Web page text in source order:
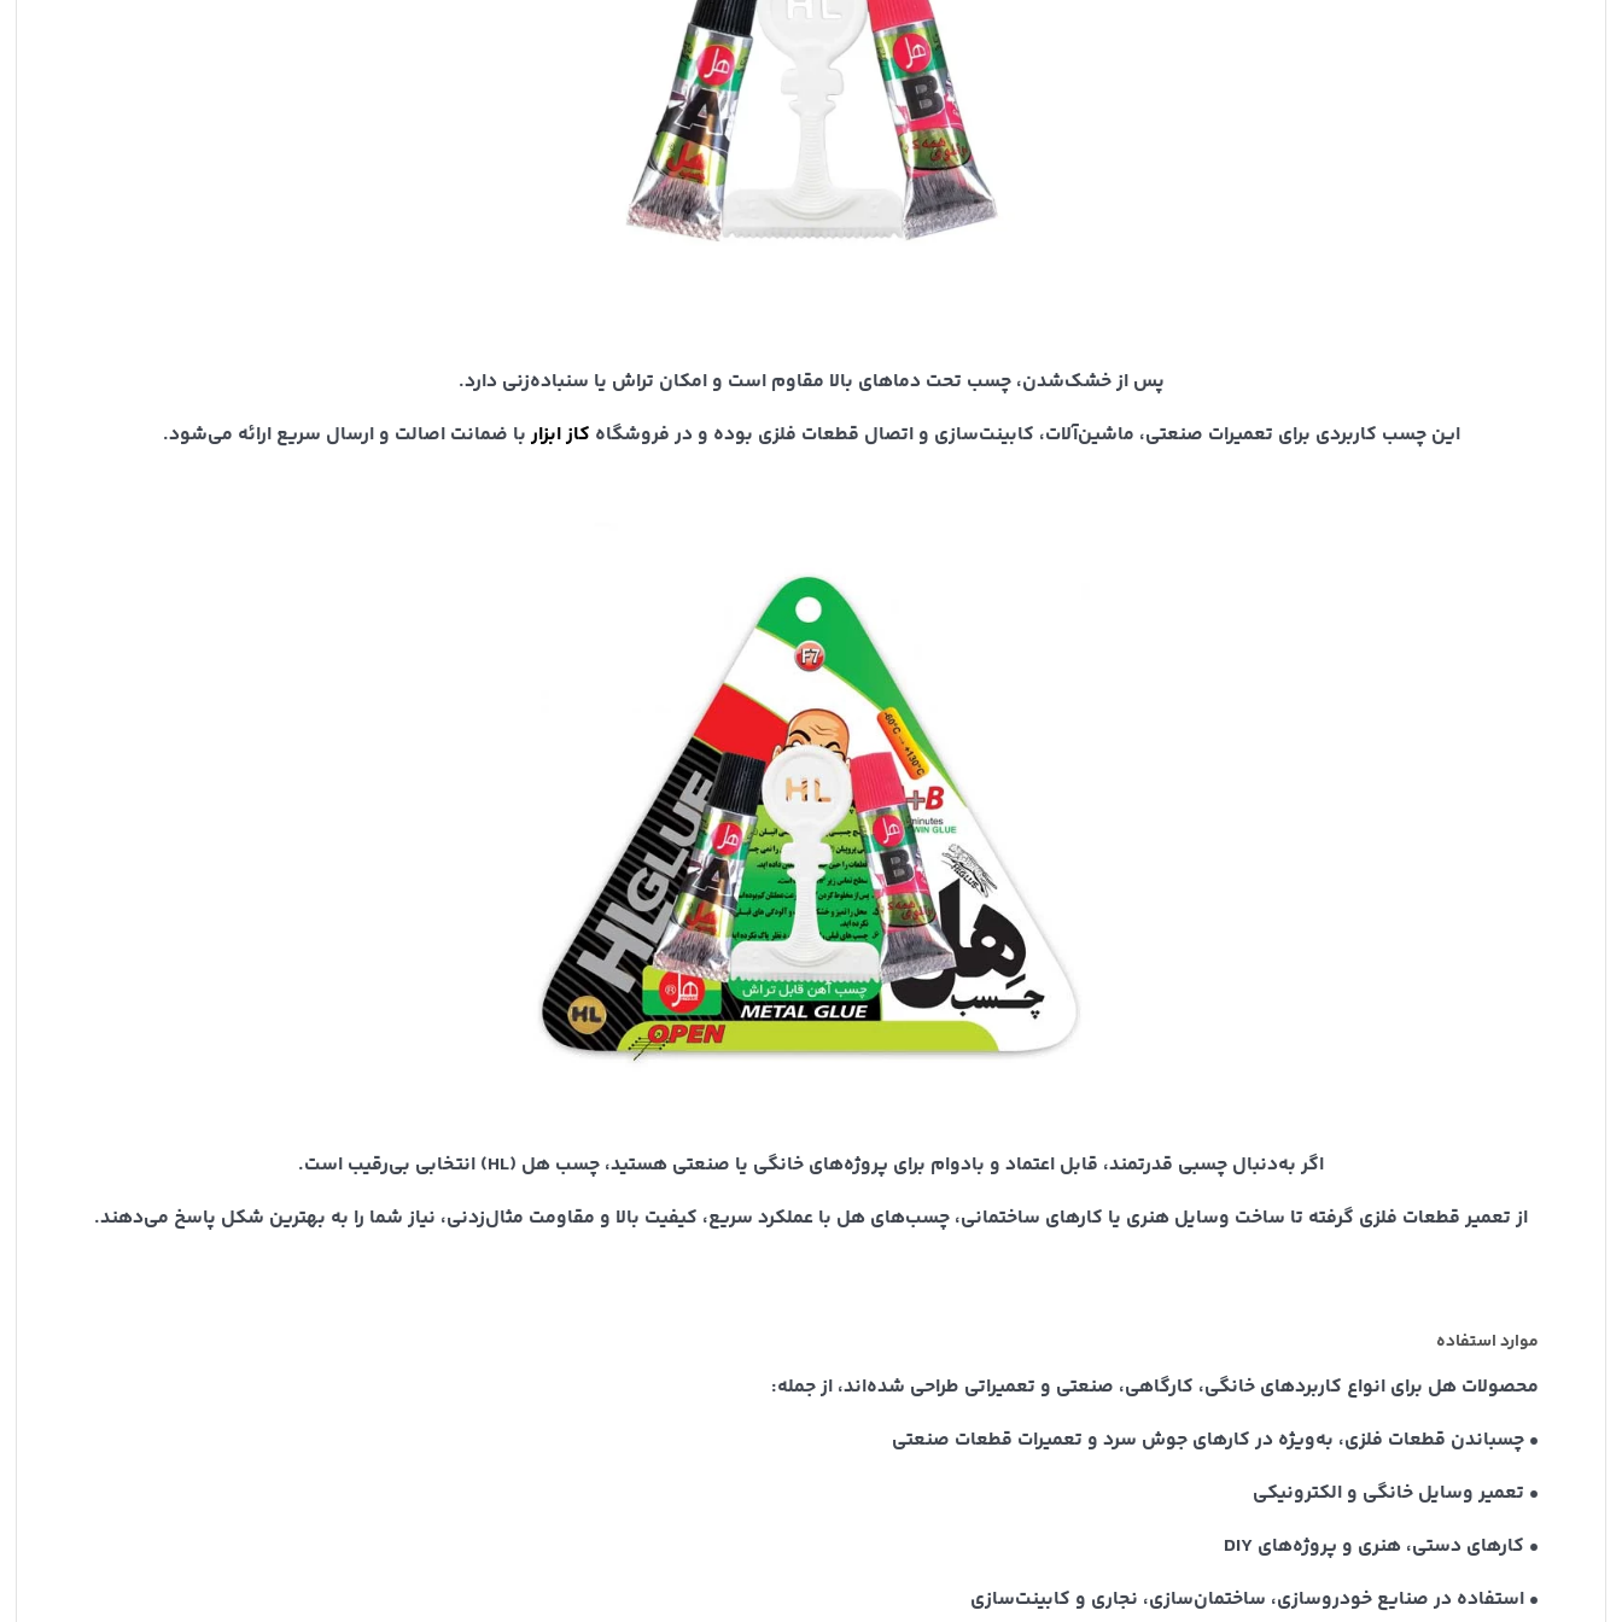
پس از خشک‌شدن، چسب تحت دماهای بالا مقاوم است و امکان تراش یا سنباده‌زنی دارد.
این چسب کاربردی برای تعمیرات صنعتی، ماشین‌آلات، کابینت‌سازی و اتصال قطعات فلزی بوده و در فروشگاه کاز ابزاربا ضمانت اصالت و ارسال سریع ارائه می‌شود.
اگر به‌دنبال چسبی قدرتمند، قابل اعتماد و بادوام برای پروژه‌های خانگی یا صنعتی هستید، چسب هل (HL) انتخابی بی‌رقیب است.
از تعمیر قطعات فلزی گرفته تا ساخت وسایل هنری یا کارهای ساختمانی، چسب‌های هل با عملکرد سریع، کیفیت بالا و مقاومت مثال‌زدنی، نیاز شما را به بهترین شکل پاسخ می‌دهند.
موارد استفاده
محصولات هل برای انواع کاربردهای خانگی، کارگاهی، صنعتی و تعمیراتی طراحی شده‌اند، از جمله:
• چسباندن قطعات فلزی، به‌ویژه در کارهای جوش سرد و تعمیرات قطعات صنعتی
• تعمیر وسایل خانگی و الکترونیکی
• کارهای دستی، هنری و پروژه‌های DIY
• استفاده در صنایع خودروسازی، ساختمان‌سازی، نجاری و کابینت‌سازی